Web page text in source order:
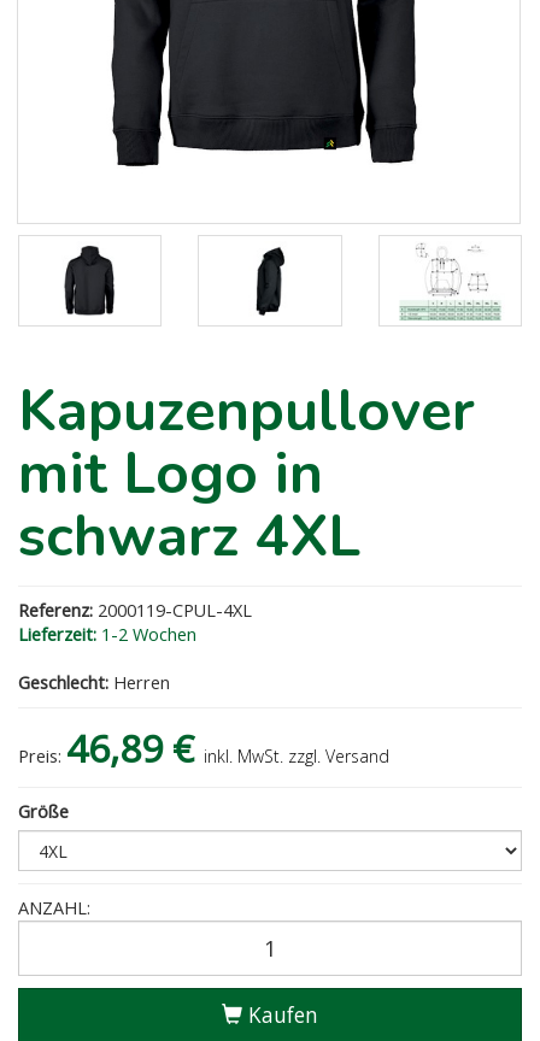
Kapuzenpullover
mit Logo in
schwarz 4XL
Referenz: 2000119-CPUL-4XL
Lieferzeit: 1-2 Wochen
Geschlecht: Herren
Preis: 46,89 € inkl. MwSt. zzgl. Versand
Größe
ANZAHL:
Kaufen